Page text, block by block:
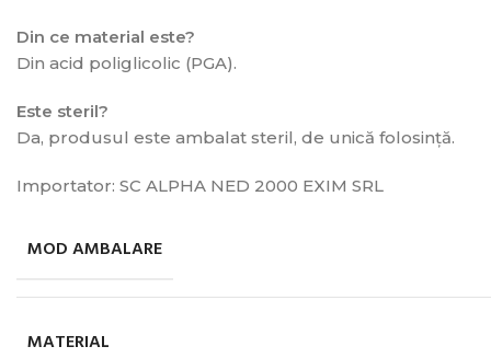
Din ce material este?
Din acid poliglicolic (PGA).
Este steril?
Da, produsul este ambalat steril, de unică folosință.
Importator: SC ALPHA NED 2000 EXIM SRL
MOD AMBALARE
MATERIAL